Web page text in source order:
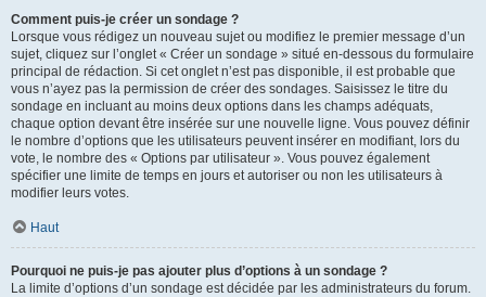
Comment puis-je créer un sondage ?
Lorsque vous rédigez un nouveau sujet ou modifiez le premier message d’un
sujet, cliquez sur l’onglet « Créer un sondage » situé en-dessous du formulaire
principal de rédaction. Si cet onglet n’est pas disponible, il est probable que
vous n’ayez pas la permission de créer des sondages. Saisissez le titre du
sondage en incluant au moins deux options dans les champs adéquats,
chaque option devant être insérée sur une nouvelle ligne. Vous pouvez définir
le nombre d’options que les utilisateurs peuvent insérer en modifiant, lors du
vote, le nombre des « Options par utilisateur ». Vous pouvez également
spécifier une limite de temps en jours et autoriser ou non les utilisateurs à
modifier leurs votes.
Haut
Pourquoi ne puis-je pas ajouter plus d’options à un sondage ?
La limite d’options d’un sondage est décidée par les administrateurs du forum.